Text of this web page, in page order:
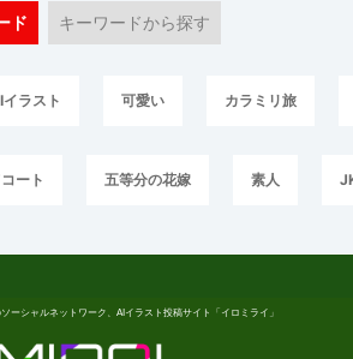
ド キーワードから探す
イラスト 可愛い カラミリ旅
ート 五等分の花嫁 素人
ーシャルネットワーク、AIイラスト投稿サイト「イロミライ」